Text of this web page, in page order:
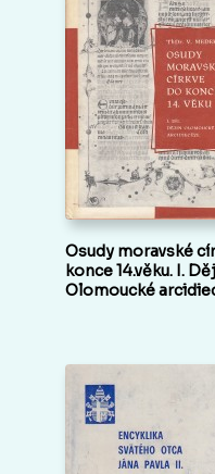
Osudy moravské
konce 14.věku. I.
Olomoucké